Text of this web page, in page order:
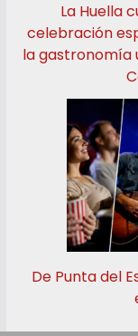
La Huella
celebración
la gastronomía
De Punta del